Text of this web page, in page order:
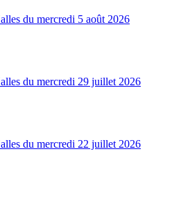
du mercredi 5 août 2026
du mercredi 29 juillet 2026
du mercredi 22 juillet 2026